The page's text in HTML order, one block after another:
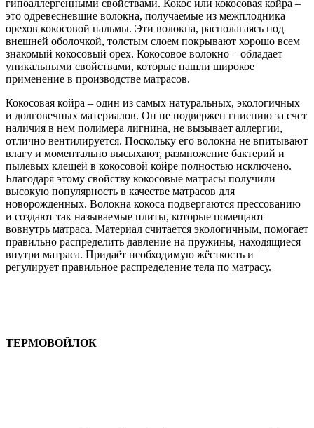
гипоаллергенными свойствами. Кокос или кокосовая койра –
это одревесневшие волокна, получаемые из межплодника
орехов кокосовой пальмы. Эти волокна, располагаясь под
внешней оболочкой, толстым слоем покрывают хорошо всем
знакомый кокосовый орех. Кокосовое волокно – обладает
уникальными свойствами, которые нашли широкое
применение в производстве матрасов.
Кокосовая койра – один из самых натуральных, экологичных
и долговечных материалов. Он не подвержен гниению за счет
наличия в нем полимера лигнина, не вызывает аллергии,
отлично вентилируется. Поскольку его волокна не впитывают
влагу и моментально высыхают, размножение бактерий и
пылевых клещей в кокосовой койре полностью исключено.
Благодаря этому свойству кокосовые матрасы получили
высокую популярность в качестве матрасов для
новорожденных. Волокна кокоса подвергаются прессованию
и создают так называемые плиты, которые помещают
вовнутрь матраса. Материал считается экологичным, помогает
правильно распределить давление на пружины, находящиеся
внутри матраса. Придаёт необходимую жёсткость и
регулирует правильное распределение тела по матрасу.
ТЕРМОВОЙЛОК